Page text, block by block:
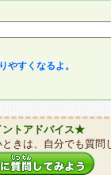
やすくなるよ。
トアドバイス★
きは、自分でも質問